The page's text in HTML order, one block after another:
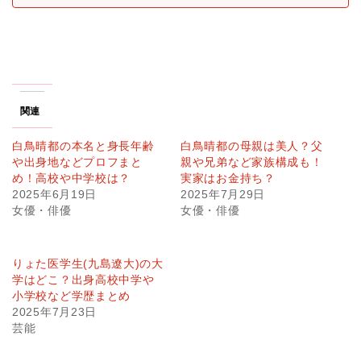
関連
白鳥晴都の本名と身長年齢
や出身地などプロフまと
め！高校や中学校は？
2025年6月19日
女優・俳優
白鳥晴都の母親は美人？父
親や兄弟など家族構成も！
実家はお金持ち？
2025年7月29日
女優・俳優
りょた医学生(九島遼大)の大
学はどこ？出身高校中学や
小学校など学歴まとめ
2025年7月23日
芸能